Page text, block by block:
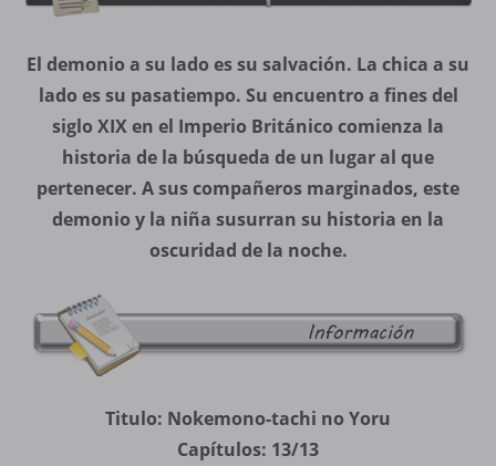
El demonio a su lado es su salvación. La chica a su
lado es su pasatiempo. Su encuentro a fines del
siglo XIX en el Imperio Británico comienza la
historia de la búsqueda de un lugar al que
pertenecer. A sus compañeros marginados, este
demonio y la niña susurran su historia en la
oscuridad de la noche.
Titulo: Nokemono-tachi no Yoru
Capítulos: 13/13